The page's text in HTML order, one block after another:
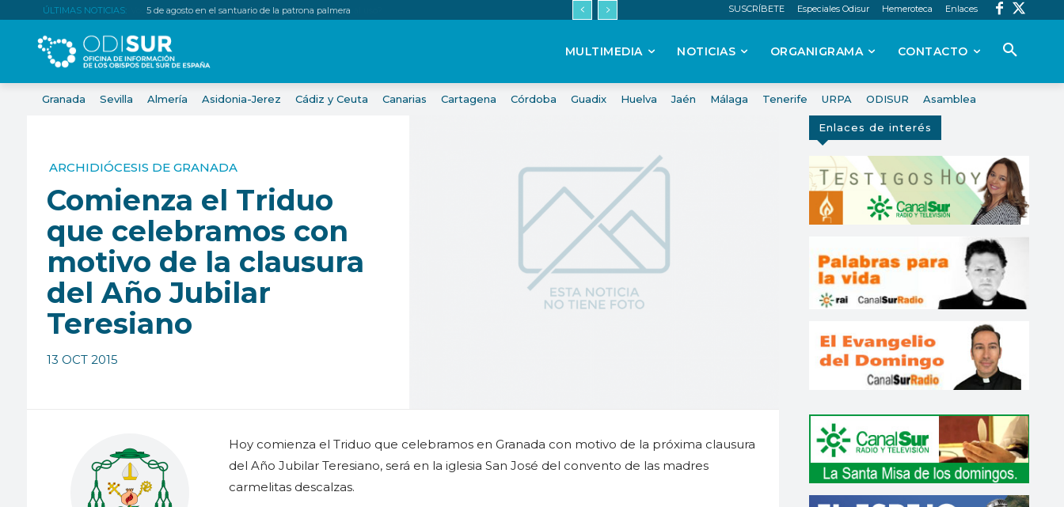
ÚLTIMAS NOTICIAS: 5 de agosto en el santuario de la patrona palmera SUSCRÍBETE Especiales Odisur Hemeroteca Enlaces
MULTIMEDIA NOTICIAS ORGANIGRAMA CONTACTO
Granada Sevilla Almería Asidonia-Jerez Cádiz y Ceuta Canarias Cartagena Córdoba Guadix Huelva Jaén Málaga Tenerife URPA ODISUR Asamblea
ARCHIDIÓCESIS DE GRANADA
Comienza el Triduo
que celebramos con
motivo de la clausura
del Año Jubilar
Teresiano
13 OCT 2015
Hoy comienza el Triduo que celebramos en Granada con motivo de la próxima clausura
del Año Jubilar Teresiano, será en la iglesia San José del convento de las madres
carmelitas descalzas.
Enlaces de interés